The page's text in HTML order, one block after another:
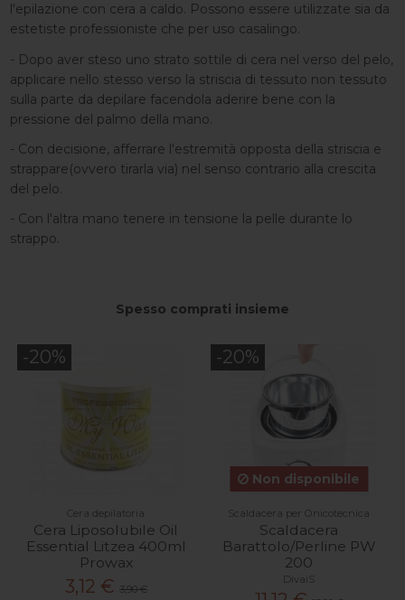
l'epilazione con cera a caldo. Possono essere utilizzate sia da
estetiste professioniste che per uso casalingo.
- Dopo aver steso uno strato sottile di cera nel verso del pelo,
applicare nello stesso verso la striscia di tessuto non tessuto
sulla parte da depilare facendola aderire bene con la
pressione del palmo della mano.
- Con decisione, afferrare l'estremità opposta della striscia e
strappare(ovvero tirarla via) nel senso contrario alla crescita
del pelo.
- Con l'altra mano tenere in tensione la pelle durante lo
strappo.
Spesso comprati insieme
-20%
Cera depilatoria
Cera Liposolubile Oil
Essential Litzea 400ml
Prowax
3,12 € 3,90 €
-20%
Non disponibile
Scaldacera per Onicotecnica
Scaldacera
Barattolo/Perline PW
200
DivaiS